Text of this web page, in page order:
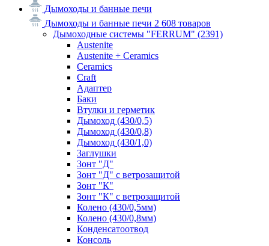
Дымоходы и банные печи
Дымоходы и банные печи 2 608 товаров
Дымоходные системы "FERRUM" (2391)
Austenite
Austenite + Ceramics
Ceramics
Craft
Адаптер
Баки
Втулки и герметик
Дымоход (430/0,5)
Дымоход (430/0,8)
Дымоход (430/1,0)
Заглушки
Зонт "Д"
Зонт "Д" с ветрозащитой
Зонт "К"
Зонт "К" с ветрозащитой
Колено (430/0,5мм)
Колено (430/0,8мм)
Конденсатоотвод
Консоль